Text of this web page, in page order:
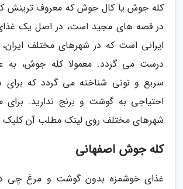
کله جوش یا کال جوش که معروف ترینش
در قصه های مجید است، در اصل یک
ایرانی است که در شهرهای مختلف ایران،
درست می گردد. معمولا کله جوش، به
سریع و نونی شناخته می گردد که
احتیاجی به گوشت و برنج ندارید.
شهرهای مختلف روی لینک مطلب آن کلیک
کله جوش اصفهانی
غذای خوشمزه بدون گوشت و مرغ چی